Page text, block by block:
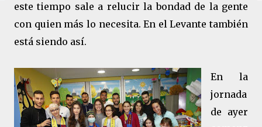
este tiempo sale a relucir la bondad de la gente
con quien más lo necesita. En el Levante también
está siendo así.
En la
jornada
de ayer